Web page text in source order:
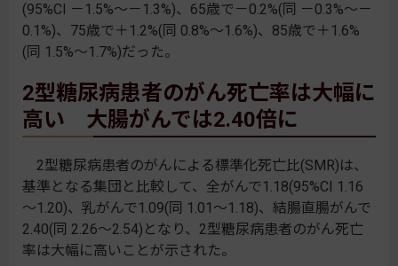
(95%CI －1.5%～－1.3%)、65歳で－0.2%(同 －0.3%～－
0.1%)、75歳で＋1.2%(同 0.8%～1.6%)、85歳で＋1.6%
(同 1.5%～1.7%)だった。
2型糖尿病患者のがん死亡率は大幅に
高い 大腸がんでは2.40倍に
2型糖尿病患者のがんによる標準化死亡比(SMR)は、
基準となる集団と比較して、全がんで1.18(95%CI 1.16
～1.20)、乳がんで1.09(同 1.01～1.18)、結腸直腸がんで
2.40(同 2.26～2.54)となり、2型糖尿病患者のがん死亡
率は大幅に高いことが示された。